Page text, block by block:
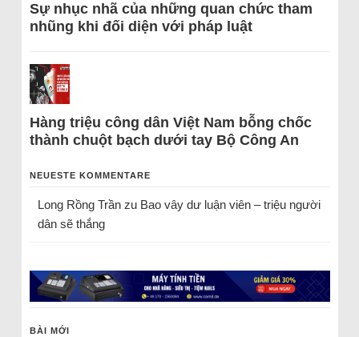
Sự nhục nhã của những quan chức tham
nhũng khi đối diện với pháp luật
Hàng triệu công dân Việt Nam bỗng chốc
thành chuột bạch dưới tay Bộ Công An
NEUESTE KOMMENTARE
Long Rồng Trầnzu Bao vây dư luận viên – triệu người
dân sẽ thắng
BÀI MỚI